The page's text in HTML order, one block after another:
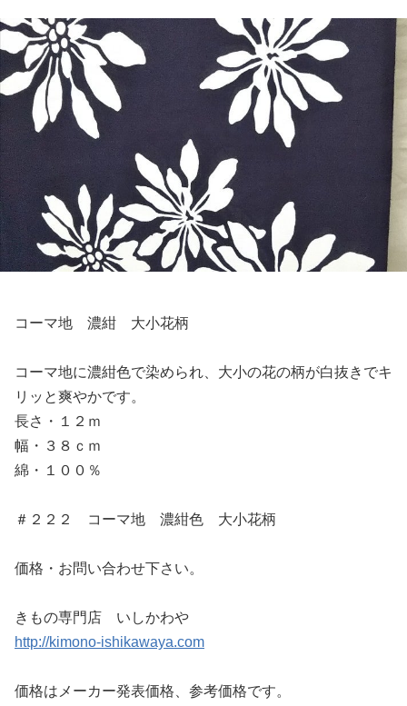
コーマ地 濃紺 大小花柄
コーマ地に濃紺色で染められ、大小の花の柄が白抜きでキ
リッと爽やかです。
長さ・１２ｍ
幅・３８ｃｍ
綿・１００％
＃２２２ コーマ地 濃紺色 大小花柄
価格・お問い合わせ下さい。
きもの専門店 いしかわや
http://kimono-ishikawaya.com
価格はメーカー発表価格、参考価格です。